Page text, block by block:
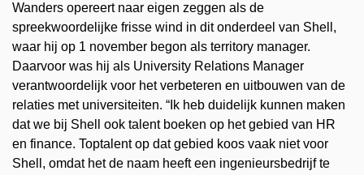
Wanders opereert naar eigen zeggen als de
spreekwoordelijke frisse wind in dit onderdeel van Shell,
waar hij op 1 november begon als territory manager.
Daarvoor was hij als University Relations Manager
verantwoordelijk voor het verbeteren en uitbouwen van de
relaties met universiteiten. “Ik heb duidelijk kunnen maken
dat we bij Shell ook talent boeken op het gebied van HR
en finance. Toptalent op dat gebied koos vaak niet voor
Shell, omdat het de naam heeft een ingenieursbedrijf te